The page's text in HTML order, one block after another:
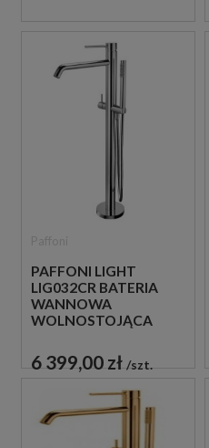
PAFFONI LIGHT
LIG032CR BATERIA
WANNOWA
WOLNOSTOJĄCA
6 399,00 zł szt.